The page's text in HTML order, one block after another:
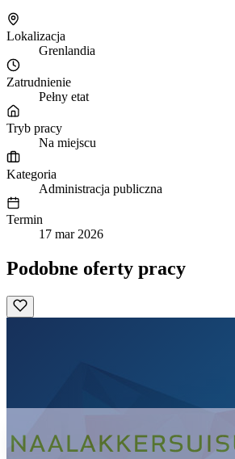
Lokalizacja
Grenlandia
Zatrudnienie
Pełny etat
Tryb pracy
Na miejscu
Kategoria
Administracja publiczna
Termin
17 mar 2026
Podobne oferty pracy